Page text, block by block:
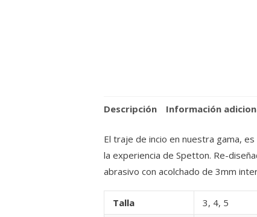
Descripción Información
El traje de incio en nuestra gama,
la experiencia de Spetton. Re-
abrasivo con acolchado de 3mm
Talla
3, 4, 5